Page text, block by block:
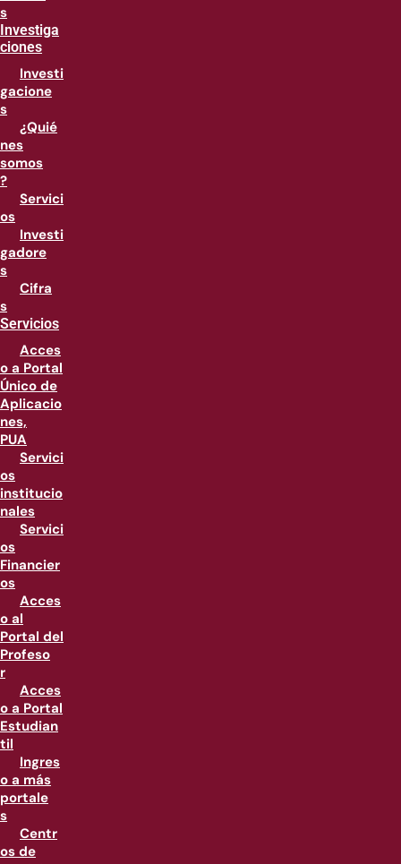
s
Investiga
ciones
Investi
gacione
s
¿Quié
nes
somos
?
Servici
os
Investi
gadore
s
Cifra
s
Servicios
Acces
o a Portal
Único de
Aplicacio
nes,
PUA
Servici
os
institucio
nales
Servici
os
Financier
os
Acces
o al
Portal del
Profeso
r
Acces
o a Portal
Estudian
til
Ingres
o a más
portale
s
Centr
os de